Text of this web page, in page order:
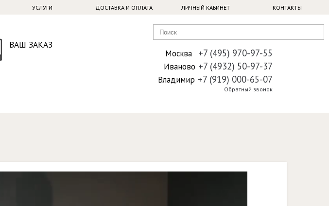
УСЛУГИ ДОСТАВКА И ОПЛАТА ЛИЧНЫЙ КАБИНЕТ КОНТАКТЫ
ВАШ ЗАКАЗ
Москва +7 (495) 970-97-55
Иваново +7 (4932) 50-97-37
Владимир +7 (919) 000-65-07
Обратный звонок